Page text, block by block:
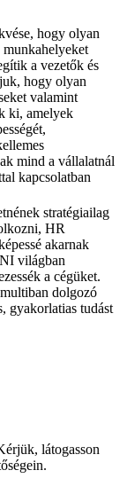
hogy olyan
munkahelyeket
a vezetők és
hogy olyan
valamint
ki, amelyek
mind a vállalatnál
kapcsolatban
stratégiailag
HR
akarnak
világban
a cégüket.
dolgozó
gyakorlatias tudást
látogasson